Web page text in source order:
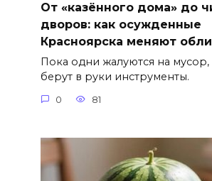
От «казённого дома» до
дворов: как осужденные
Красноярска меняют
Пока одни жалуются на мусор,
берут в руки инструменты.
0 81